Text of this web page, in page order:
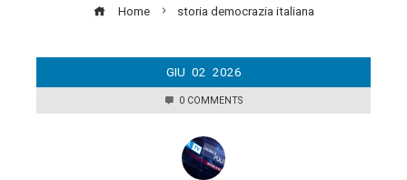
Home storia democrazia italiana
GIU 02 2026
0 COMMENTS